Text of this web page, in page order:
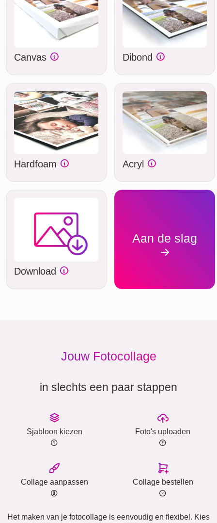
Canvas Dibond
Hardfoam Acryl
Download
Aan de slag
Jouw Fotocollage
in slechts een paar stappen
Sjabloon kiezen Foto's uploaden
Collage aanpassen Collage bestellen
Het maken van je fotocollage is eenvoudig en flexibel. Kies